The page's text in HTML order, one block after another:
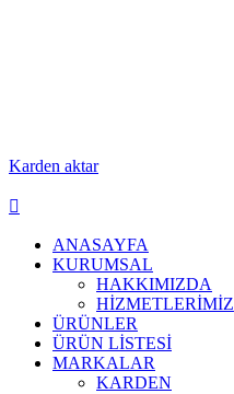
Karden aktar
ANASAYFA
KURUMSAL
HAKKIMIZDA
HİZMETLERİMİZ
ÜRÜNLER
ÜRÜN LİSTESİ
MARKALAR
KARDEN